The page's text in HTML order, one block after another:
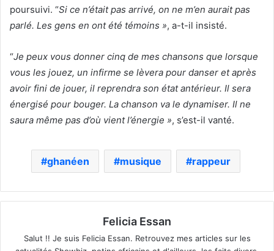
poursuivi. “Si ce n’était pas arrivé, on ne m’en aurait pas
parlé. Les gens en ont été témoins », a-t-il insisté.
“Je peux vous donner cinq de mes chansons que lorsque
vous les jouez, un infirme se lèvera pour danser et après
avoir fini de jouer, il reprendra son état antérieur. Il sera
énergisé pour bouger. La chanson va le dynamiser. Il ne
saura même pas d’où vient l’énergie », s’est-il vanté.
ghanéen musique rappeur
Felicia Essan
Salut !! Je suis Felicia Essan. Retrouvez mes articles sur les